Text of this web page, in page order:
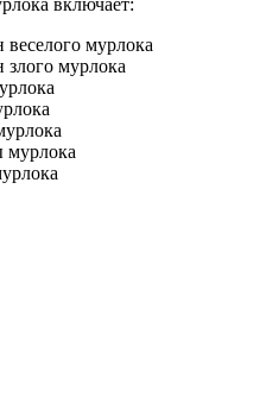
мурлока
мурлока
мурлока